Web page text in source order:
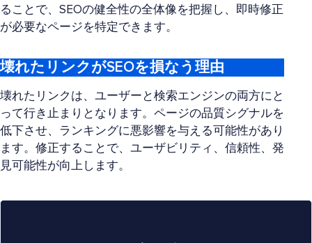
ることで、SEOの健全性の全体像を把握し、即時修正
が必要なページを特定できます。
壊れたリンクがSEOを損なう理由
壊れたリンクは、ユーザーと検索エンジンの両方にと
って行き止まりとなります。ページの品質シグナルを
低下させ、ランキングに悪影響を与える可能性があり
ます。修正することで、ユーザビリティ、信頼性、発
見可能性が向上します。